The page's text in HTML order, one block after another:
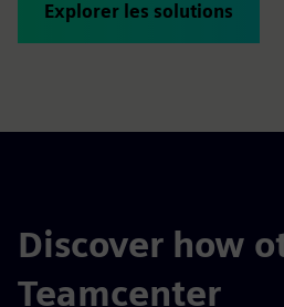
Explorer les solutions
Discover how
Teamcenter